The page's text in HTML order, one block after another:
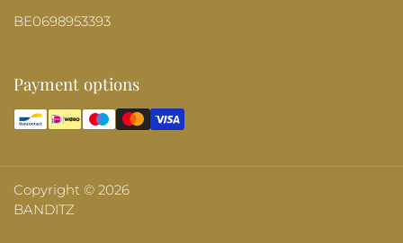
BE0698953393
Payment options
Copyright © 2026
BANDITZ